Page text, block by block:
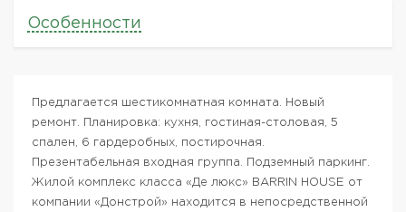
Особенности
Предлагается шестикомнатная комната. Новый
ремонт. Планировка: кухня, гостиная-столовая, 5
спален, 6 гардеробных, постирочная.
Презентабельная входная группа. Подземный паркинг.
Жилой комплекс класса «Де люкс» BARRIN HOUSE от
компании «Донстрой» находится в непосредственной